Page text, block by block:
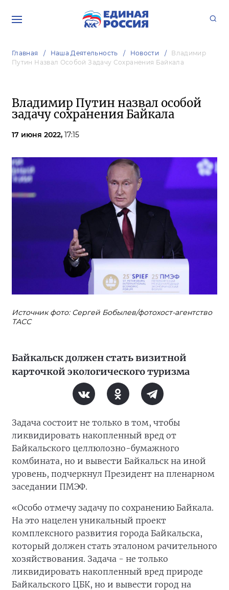
Главная Наша Деятельность Новости
Владимир
Путин Назвал Особой Задачу Сохранения Байкала
Владимир Путин назвал особой
задачу сохранения Байкала
17 июня 2022, 17:15
Источник фото: Сергей Бобылев/фотохост-агентство
ТАСС
Байкальск должен стать визитной
карточкой экологического туризма
Задача состоит не только в том, чтобы
ликвидировать накопленный вред от
Байкальского целлюлозно-бумажного
комбината, но и вывести Байкальск на иной
уровень, подчеркнул Президент на пленарном
заседании ПМЭФ.
«Особо отмечу задачу по сохранению Байкала.
На это нацелен уникальный проект
комплексного развития города Байкальска,
который должен стать эталоном рачительного
хозяйствования. Задача - не только
ликвидировать накопленный вред природе
Байкальского ЦБК, но и вывести город на